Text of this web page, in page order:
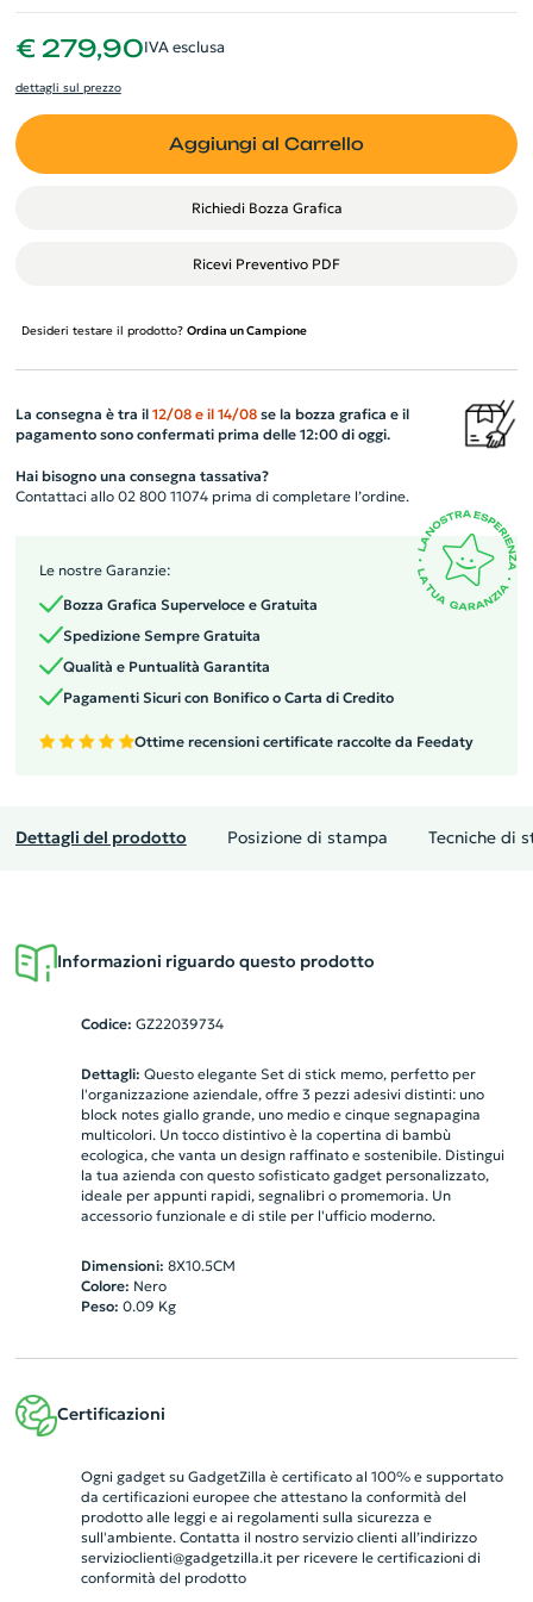
€ 279,90IVA esclusa
dettagli sul prezzo
Aggiungi al Carrello
Richiedi Bozza Grafica
Ricevi Preventivo PDF
Desideri testare il prodotto? Ordina un Campione
La consegna è tra il 12/08 e il 14/08se la bozza grafica e il
pagamento sono confermati prima delle 12:00 di oggi.
Hai bisogno una consegna tassativa?
Contattaci allo 02 800 11074 prima di completare l’ordine.
Le nostre Garanzie:
Bozza Grafica Superveloce e Gratuita
Spedizione Sempre Gratuita
Qualità e Puntualità Garantita
Pagamenti Sicuri con Bonifico o Carta di Credito
Ottime recensioni certificate raccolte da Feedaty
Dettagli del prodotto Posizione di stampa Tecniche di
Informazioni riguardo questo prodotto
Codice: GZ22039734
Dettagli: Questo elegante Set di stick memo, perfetto per
l'organizzazione aziendale, offre 3 pezzi adesivi distinti: uno
block notes giallo grande, uno medio e cinque segnapagina
multicolori. Un tocco distintivo è la copertina di bambù
ecologica, che vanta un design raffinato e sostenibile. Distingui
la tua azienda con questo sofisticato gadget personalizzato,
ideale per appunti rapidi, segnalibri o promemoria. Un
accessorio funzionale e di stile per l'ufficio moderno.
Dimensioni: 8X10.5CM
Colore: Nero
Peso: 0.09 Kg
Certificazioni
Ogni gadget su GadgetZilla è certificato al 100% e supportato
da certificazioni europee che attestano la conformità del
prodotto alle leggi e ai regolamenti sulla sicurezza e
sull'ambiente. Contatta il nostro servizio clienti all’indirizzo
servizioclienti@gadgetzilla.itper ricevere le certificazioni di
conformità del prodotto